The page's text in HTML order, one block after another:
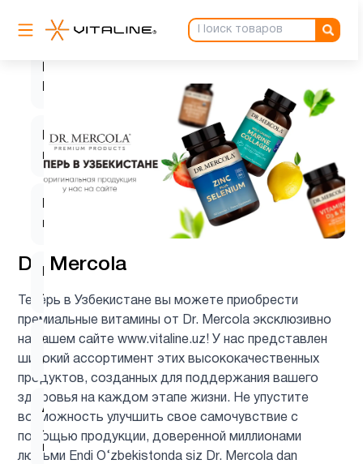
Dr. Mercola
Теперь в Узбекистане вы можете приобрести
премиальные витамины от Dr. Mercola эксклюзивно
на нашем сайте www.vitaline.uz! У нас представлен
широкий ассортимент этих высококачественных
продуктов, созданных для поддержания вашего
здоровья на каждом этапе жизни. Не упустите
возможность улучшить свое самочувствие с
помощью продукции, доверенной миллионами
людьми Endi O‘zbekistonda siz Dr. Mercola dan
HTP5
L-
глютамин
1
карнозин
L-
лизин
Q10
(CoQ10)
Альфа-
липоевая
кислота